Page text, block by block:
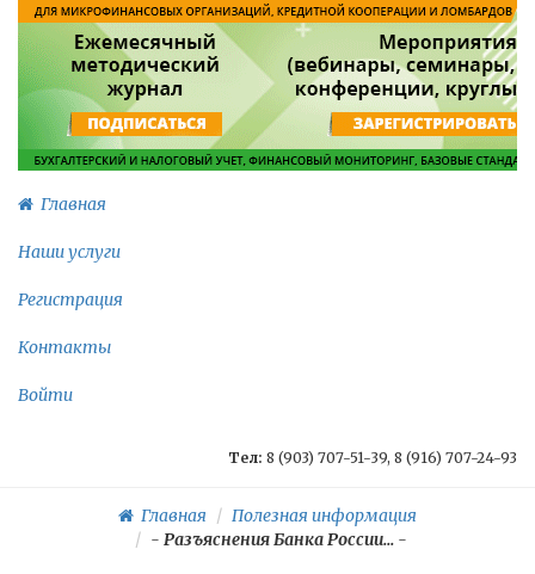
Главная
Наши услуги
Регистрация
Контакты
Войти
Тел: 8 (903) 707-51-39, 8 (916) 707-24-93
Главная
Полезная информация
- Разъяснения Банка России...-